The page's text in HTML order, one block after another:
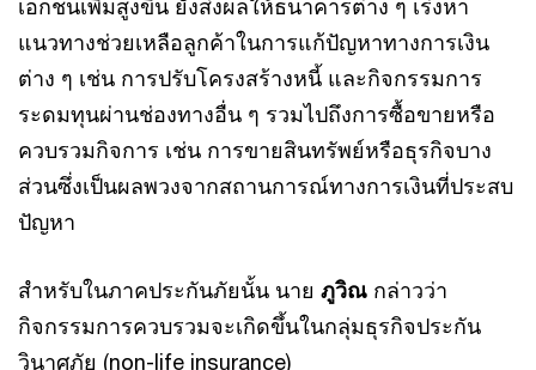
เอกชนเพิ่มสูงขึ้น ยังส่งผลให้ธนาคารต่าง ๆ เร่งหา
แนวทางช่วยเหลือลูกค้าในการแก้ปัญหาทางการเงิน
ต่าง ๆ เช่น การปรับโครงสร้างหนี้ และกิจกรรมการ
ระดมทุนผ่านช่องทางอื่น ๆ รวมไปถึงการซื้อขายหรือ
ควบรวมกิจการ เช่น การขายสินทรัพย์หรือธุรกิจบาง
ส่วนซึ่งเป็นผลพวงจากสถานการณ์ทางการเงินที่ประสบ
ปัญหา
สำหรับในภาคประกันภัยนั้น นาย ภูวิณ กล่าวว่า
กิจกรรมการควบรวมจะเกิดขึ้นในกลุ่มธุรกิจประกัน
วินาศภัย (non-life insurance)